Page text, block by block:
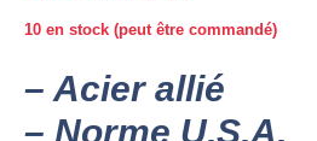
10 en stock (peut être commandé)
– Acier allié
– Norme U.S.A.